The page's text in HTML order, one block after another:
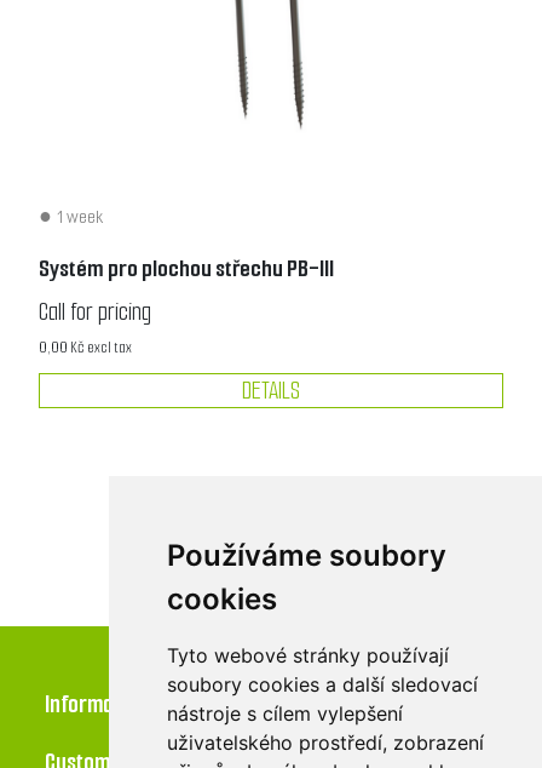
Používáme soubory
cookies
Tyto webové stránky používají
soubory cookies a další sledovací
nástroje s cílem vylepšení
uživatelského prostředí, zobrazení
1 week
Systém pro plochou střechu PB-III
Call for pricing
0,00 Kč excl tax
DETAILS
Information